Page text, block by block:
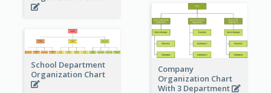
Company
Organization Chart
With 3 Department
School Department
Organization Chart